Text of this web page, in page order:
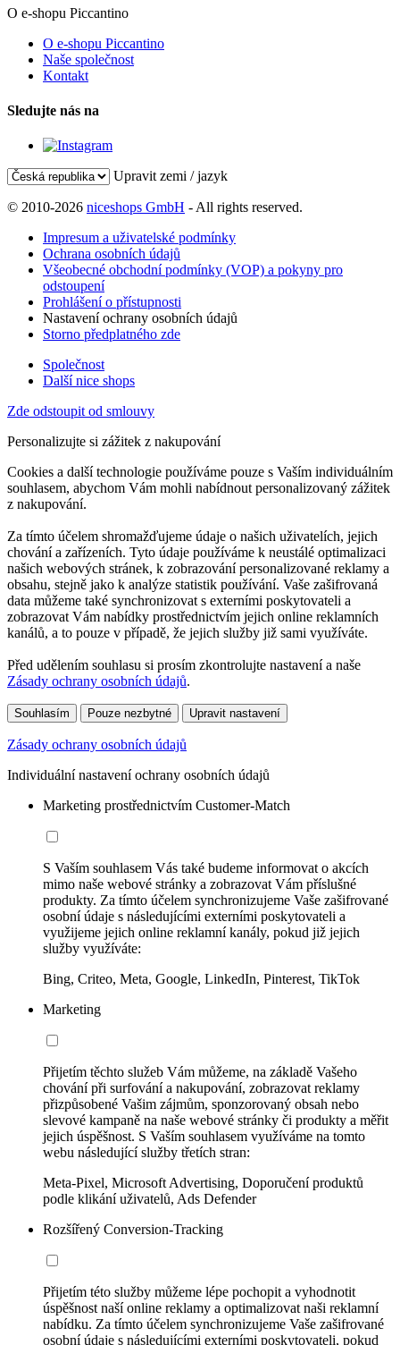
O e-shopu Piccantino
O e-shopu Piccantino
Naše společnost
Kontakt
Sledujte nás na
Upravit zemi / jazyk
© 2010-2026 niceshops GmbH - All rights reserved.
Impresum a uživatelské podmínky
Ochrana osobních údajů
Všeobecné obchodní podmínky (VOP) a pokyny pro
odstoupení
Prohlášení o přístupnosti
Nastavení ochrany osobních údajů
Storno předplatného zde
Společnost
Další nice shops
Zde odstoupit od smlouvy
Personalizujte si zážitek z nakupování
Cookies a další technologie používáme pouze s Vaším individuálním
souhlasem, abychom Vám mohli nabídnout personalizovaný zážitek
z nakupování.
Za tímto účelem shromažďujeme údaje o našich uživatelích, jejich
chování a zařízeních. Tyto údaje používáme k neustálé optimalizaci
našich webových stránek, k zobrazování personalizované reklamy a
obsahu, stejně jako k analýze statistik používání. Vaše zašifrovaná
data můžeme také synchronizovat s externími poskytovateli a
zobrazovat Vám nabídky prostřednictvím jejich online reklamních
kanálů, a to pouze v případě, že jejich služby již sami využíváte.
Před udělením souhlasu si prosím zkontrolujte nastavení a naše
Zásady ochrany osobních údajů.
Souhlasím Pouze nezbytné Upravit nastavení
Zásady ochrany osobních údajů
Individuální nastavení ochrany osobních údajů
Marketing prostřednictvím Customer-Match
S Vaším souhlasem Vás také budeme informovat o akcích
mimo naše webové stránky a zobrazovat Vám příslušné
produkty. Za tímto účelem synchronizujeme Vaše zašifrované
osobní údaje s následujícími externími poskytovateli a
využijeme jejich online reklamní kanály, pokud již jejich
služby využíváte:
Bing, Criteo, Meta, Google, LinkedIn, Pinterest, TikTok
Marketing
Přijetím těchto služeb Vám můžeme, na základě Vašeho
chování při surfování a nakupování, zobrazovat reklamy
přizpůsobené Vašim zájmům, sponzorovaný obsah nebo
slevové kampaně na naše webové stránky či produkty a měřit
jejich úspěšnost. S Vaším souhlasem využíváme na tomto
webu následující služby třetích stran:
Meta-Pixel, Microsoft Advertising, Doporučení produktů
podle klikání uživatelů, Ads Defender
Rozšířený Conversion-Tracking
Přijetím této služby můžeme lépe pochopit a vyhodnotit
úspěšnost naší online reklamy a optimalizovat naši reklamní
nabídku. Za tímto účelem synchronizujeme Vaše zašifrované
osobní údaje s následujícími externími poskytovateli, pokud